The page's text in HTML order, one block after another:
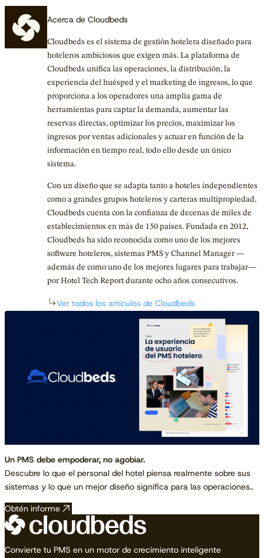
Acerca de Cloudbeds
Cloudbeds es el sistema de gestión hotelera diseñado para
hoteleros ambiciosos que exigen más. La plataforma de
Cloudbeds unifica las operaciones, la distribución, la
experiencia del huésped y el marketing de ingresos, lo que
proporciona a los operadores una amplia gama de
herramientas para captar la demanda, aumentar las
reservas directas, optimizar los precios, maximizar los
ingresos por ventas adicionales y actuar en función de la
información en tiempo real, todo ello desde un único
sistema.
Con un diseño que se adapta tanto a hoteles independientes
como a grandes grupos hoteleros y carteras multipropiedad,
Cloudbeds cuenta con la confianza de decenas de miles de
establecimientos en más de 150 países. Fundada en 2012,
Cloudbeds ha sido reconocida como uno de los mejores
software hoteleros, sistemas PMS y Channel Manager —
además de como uno de los mejores lugares para trabajar—
por Hotel Tech Report durante ocho años consecutivos.
Ver todos los artículos de Cloudbeds
Un PMS debe empoderar, no agobiar.
Descubre lo que el personal del hotel piensa realmente sobre sus
sistemas y lo que un mejor diseño significa para las operaciones..
Obtén informe
Convierte tu PMS en un motor de crecimiento inteligente